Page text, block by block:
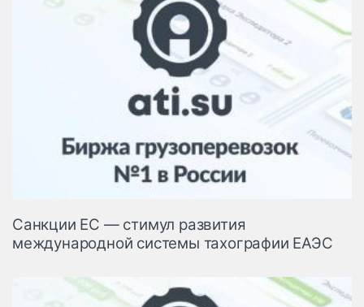
Санкции ЕС — стимул развития
международной системы тахографии ЕАЭС